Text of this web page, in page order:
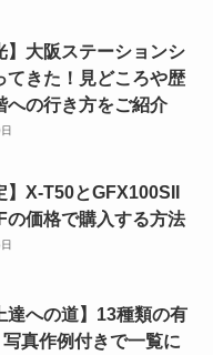
】大阪ステーションシ
てきた！見どころや歴
への行き方をご紹介
】X-T50とGFX100SII
の価格で購入する方法
達への道】13種類の有
真作例付きで一覧に